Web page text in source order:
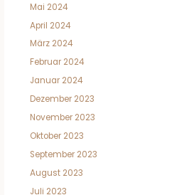
Mai 2024
April 2024
März 2024
Februar 2024
Januar 2024
Dezember 2023
November 2023
Oktober 2023
September 2023
August 2023
Juli 2023